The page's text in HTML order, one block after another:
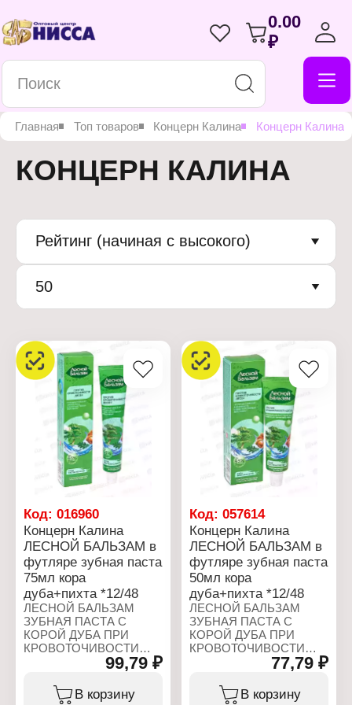
0.00
₽
Главная Топ товаров Концерн Калина Концерн Калина
КОНЦЕРН КАЛИНА
Рейтинг (начиная с высокого)
50
Код: 016960
Концерн Калина
ЛЕСНОЙ БАЛЬЗАМ в
футляре зубная паста
75мл кора
дуба+пихта *12/48
ЛЕСНОЙ БАЛЬЗАМ
ЗУБНАЯ ПАСТА С
КОРОЙ ДУБА ПРИ
КРОВОТОЧИВОСТИ
ДЕСЕН - содержит
сбалансированный
состав экстрактов трав и
способствует
99,79 ₽
В корзину
Код:057614
Концерн Калина
ЛЕСНОЙ БАЛЬЗАМ в
футляре зубная паста
50мл кора
дуба+пихта *12/48
ЛЕСНОЙ БАЛЬЗАМ
ЗУБНАЯ ПАСТА С
КОРОЙ ДУБА ПРИ
КРОВОТОЧИВОСТИ
ДЕСЕН - содержит
сбалансированный
состав экстрактов трав и
способствует
77,79 ₽
В корзину